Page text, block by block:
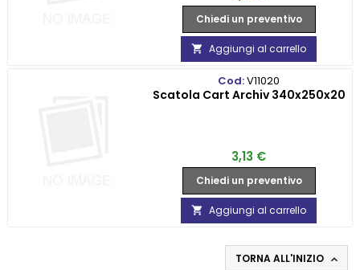
Chiedi un preventivo
 Aggiungi al carrello
Cod:V11020
Scatola Cart Archiv 340x250x20
Prezzo
3,13 €
Chiedi un preventivo
 Aggiungi al carrello
TORNA ALL'INIZIO 